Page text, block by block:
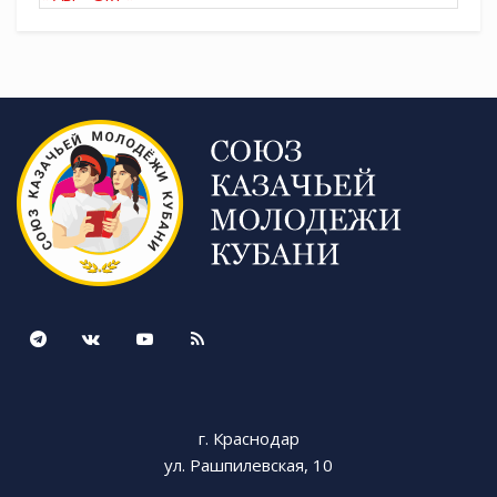
Источник: пресс-служба Центрального РКО
г. Сочи
Источник: https://t.me/molodezhkubani
Tags: Святогорец СКМК
г. Краснодар
ул. Рашпилевская, 10